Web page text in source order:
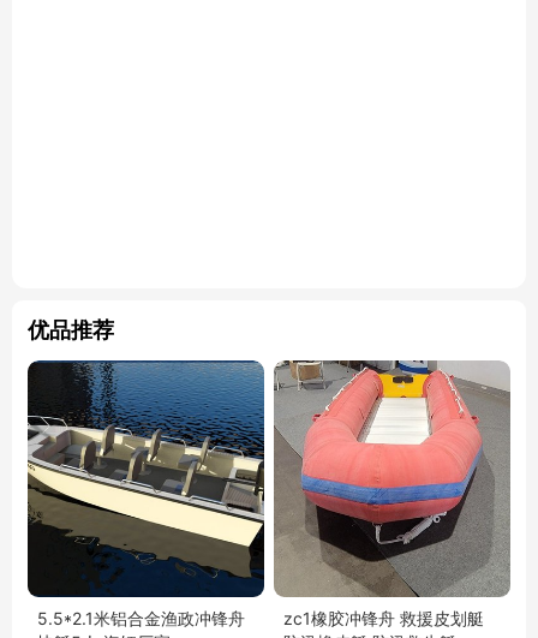
优品推荐
5.5*2.1米铝合金渔政冲锋舟
zc1橡胶冲锋舟 救援皮划艇